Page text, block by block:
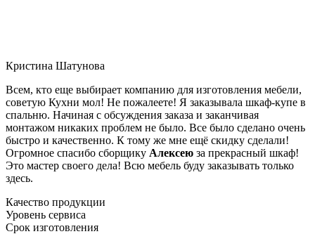
Кристина Шатунова
Всем, кто еще выбирает компанию для изготовления мебели,
советую Кухни мол! Не пожалеете! Я заказывала шкаф-купе в
спальню. Начиная с обсуждения заказа и заканчивая
монтажом никаких проблем не было. Все было сделано очень
быстро и качественно. К тому же мне ещё скидку сделали!
Огромное спасибо сборщику Алексею за прекрасный шкаф!
Это мастер своего дела! Всю мебель буду заказывать только
здесь.
Качество продукции
Уровень сервиса
Срок изготовления